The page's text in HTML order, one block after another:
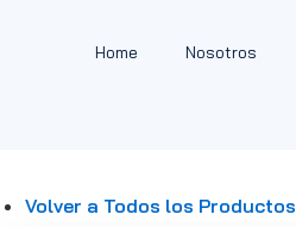
Home Nosotros
Volver a Todos los Productos